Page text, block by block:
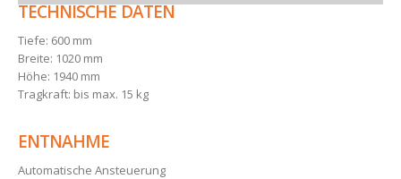
TECHNISCHE DATEN
Tiefe: 600 mm
Breite: 1020 mm
Höhe: 1940 mm
Tragkraft: bis max. 15 kg
ENTNAHME
Automatische Ansteuerung